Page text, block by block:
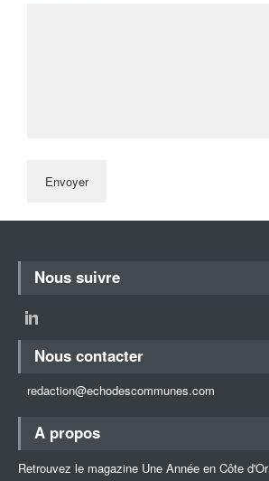
Nous suivre
Nous contacter
redaction@echodescommunes.com
A propos
Retrouvez le magazine Une Année en Côte d'Or